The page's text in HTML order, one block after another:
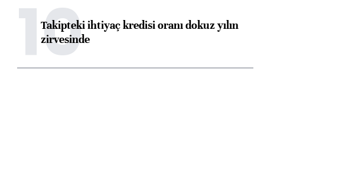
10
Takipteki ihtiyaç kredisi oranı dokuz yılın
zirvesinde